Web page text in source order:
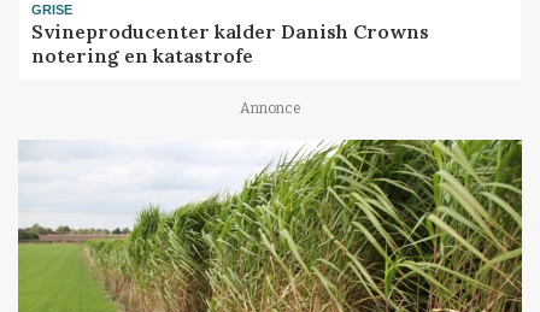
GRISE
Svineproducenter kalder Danish Crowns
notering en katastrofe
Annonce